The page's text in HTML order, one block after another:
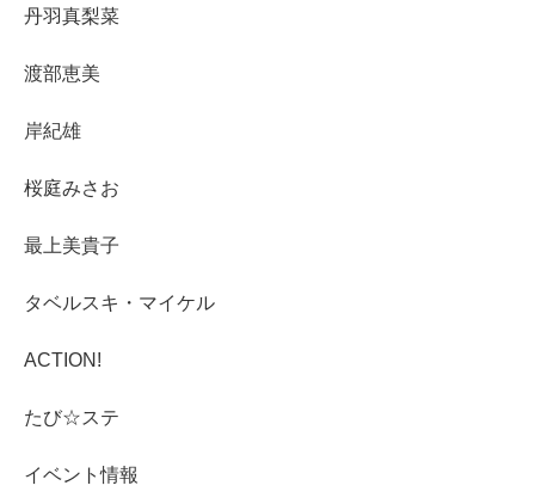
丹羽真梨菜
渡部恵美
岸紀雄
桜庭みさお
最上美貴子
タベルスキ・マイケル
ACTION!
たび☆ステ
イベント情報